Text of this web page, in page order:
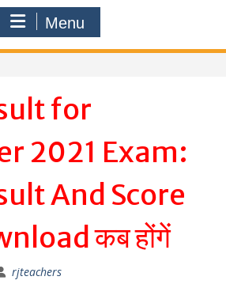
Menu
for
2021 Exam:
And Score
कब होंगें
rjteachers